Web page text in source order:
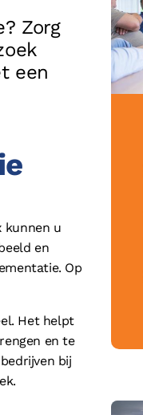
Zorg
een
kunnen u
en
Op
Het helpt
en te
bij